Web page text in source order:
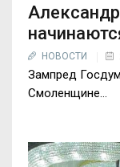
НОВОСТИ
Зампред
Смоленщине…